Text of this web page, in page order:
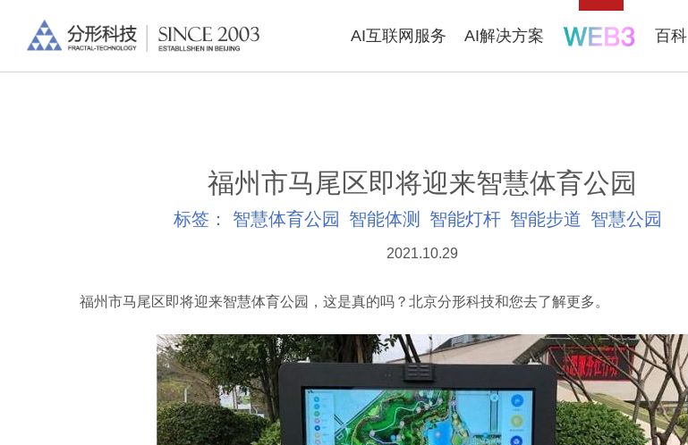
AI互联网服务 AI解决方案 百科
福州市马尾区即将迎来智慧体育公园
标签： 智慧体育公园 智能体测 智能灯杆 智能步道 智慧公园
2021.10.29
福州市马尾区即将迎来智慧体育公园，这是真的吗？北京分形科技和您去了解更多。